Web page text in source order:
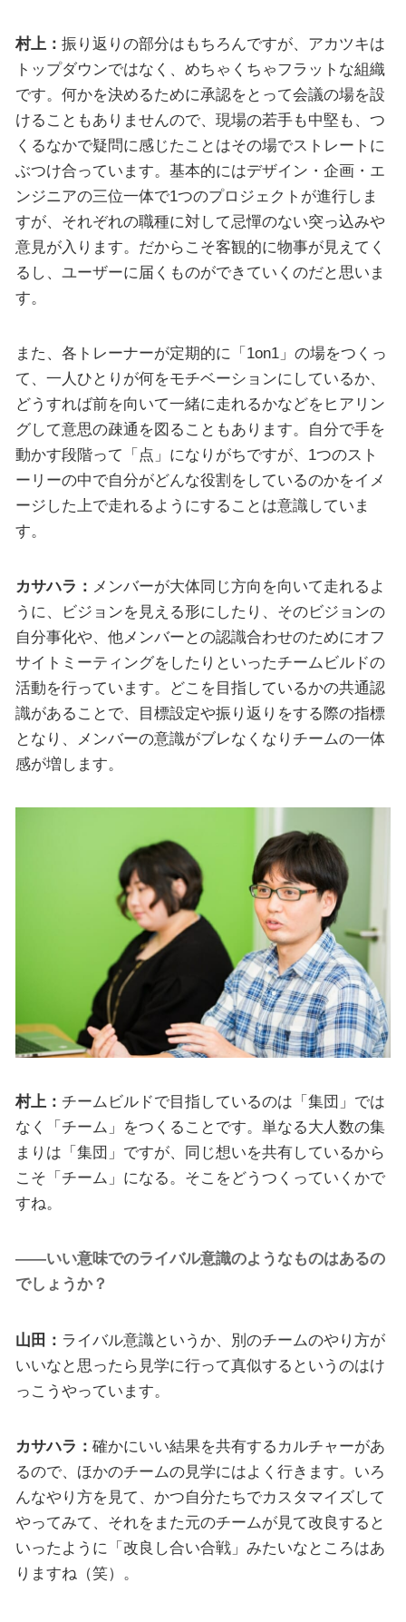
村上： 振り返りの部分はもちろんですが、アカツキは
トップダウンではなく、めちゃくちゃフラットな組織
です。何かを決めるために承認をとって会議の場を設
けることもありませんので、現場の若手も中堅も、つ
くるなかで疑問に感じたことはその場でストレートに
ぶつけ合っています。基本的にはデザイン・企画・エ
ンジニアの三位一体で1つのプロジェクトが進行しま
すが、それぞれの職種に対して忌憚のない突っ込みや
意見が入ります。だからこそ客観的に物事が見えてく
るし、ユーザーに届くものができていくのだと思いま
す。
また、各トレーナーが定期的に「1on1」の場をつくっ
て、一人ひとりが何をモチベーションにしているか、
どうすれば前を向いて一緒に走れるかなどをヒアリン
グして意思の疎通を図ることもあります。自分で手を
動かす段階って「点」になりがちですが、1つのスト
ーリーの中で自分がどんな役割をしているのかをイメ
ージした上で走れるようにすることは意識していま
す。
カサハラ： メンバーが大体同じ方向を向いて走れるよ
うに、ビジョンを見える形にしたり、そのビジョンの
自分事化や、他メンバーとの認識合わせのためにオフ
サイトミーティングをしたりといったチームビルドの
活動を行っています。どこを目指しているかの共通認
識があることで、目標設定や振り返りをする際の指標
となり、メンバーの意識がブレなくなりチームの一体
感が増します。
村上： チームビルドで目指しているのは「集団」では
なく「チーム」をつくることです。単なる大人数の集
まりは「集団」ですが、同じ想いを共有しているから
こそ「チーム」になる。そこをどうつくっていくかで
すね。
――いい意味でのライバル意識のようなものはあるの
でしょうか？
山田： ライバル意識というか、別のチームのやり方が
いいなと思ったら見学に行って真似するというのはけ
っこうやっています。
カサハラ： 確かにいい結果を共有するカルチャーがあ
るので、ほかのチームの見学にはよく行きます。いろ
んなやり方を見て、かつ自分たちでカスタマイズして
やってみて、それをまた元のチームが見て改良すると
いったように「改良し合い合戦」みたいなところはあ
りますね（笑）。